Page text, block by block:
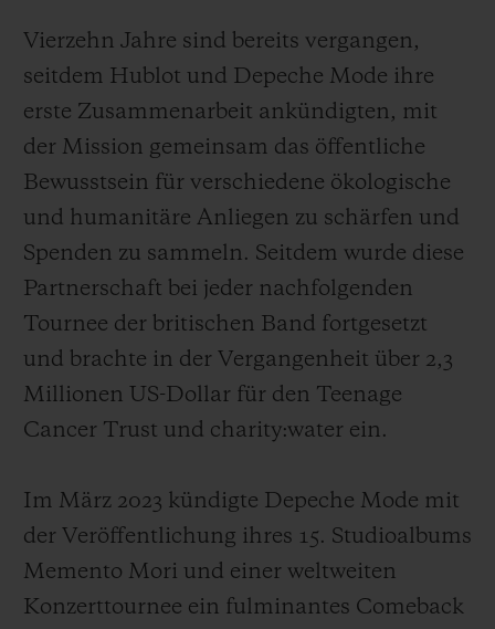
Vierzehn Jahre sind bereits vergangen,
seitdem Hublot und Depeche Mode ihre
erste Zusammenarbeit ankündigten, mit
der Mission gemeinsam das öffentliche
Bewusstsein für verschiedene ökologische
und humanitäre Anliegen zu schärfen und
Spenden zu sammeln. Seitdem wurde diese
Partnerschaft bei jeder nachfolgenden
Tournee der britischen Band fortgesetzt
und brachte in der Vergangenheit über 2,3
Millionen US-Dollar für den Teenage
Cancer Trust und charity:water ein.
Im März 2023 kündigte Depeche Mode mit
der Veröffentlichung ihres 15. Studioalbums
Memento Mori und einer weltweiten
Konzerttournee ein fulminantes Comeback